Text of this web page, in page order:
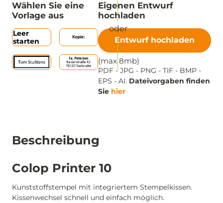
Beschreibung
Colop Printer 10
Kunststoffstempel mit integriertem Stempelkissen.
Kissenwechsel schnell und einfach möglich.
Wählen Sie eine
Vorlage aus
Leer
starten
Eigenen Entwurf
hochladen
Entwurf hochladen
(max 8mb)
PDF - JPG - PNG - TIF - BMP -
EPS - AI. Dateivorgaben finden
Sie hier